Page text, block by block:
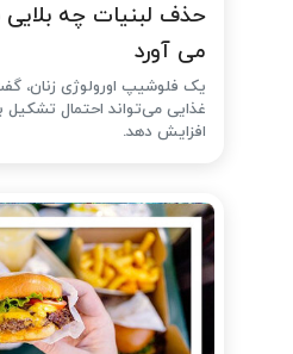
حذف لبنیات چه بلایی
می آورد
یک فلوشیپ اورولوژی زنان،
غذایی می‌تواند احتمال تشکیل
افزایش دهد.